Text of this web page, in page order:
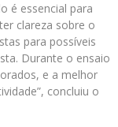
é essencial para
clareza sobre o
para possíveis
Durante o ensaio
e a melhor
concluiu o